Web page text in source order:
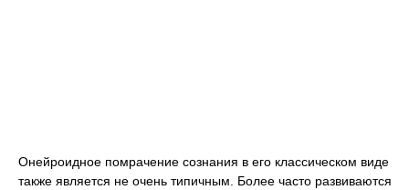
Онейроидное помрачение сознания в его классическом виде
также является не очень типичным. Более часто развиваются